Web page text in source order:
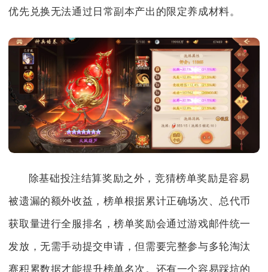
优先兑换无法通过日常副本产出的限定养成材料。
除基础投注结算奖励之外，竞猜榜单奖励是容易
被遗漏的额外收益，榜单根据累计正确场次、总代币
获取量进行全服排名，榜单奖励会通过游戏邮件统一
发放，无需手动提交申请，但需要完整参与多轮淘汰
赛积累数据才能提升榜单名次。还有一个容易踩坑的